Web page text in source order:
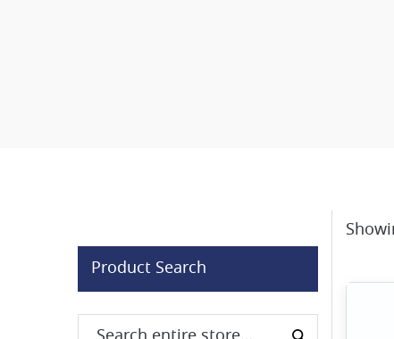
Product Search